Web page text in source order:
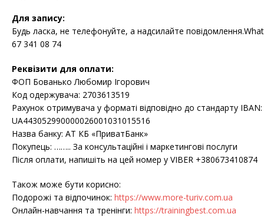
Для запису:
Будь ласка, не телефонуйте, а надсилайте
67 341 08 74
Реквізити для оплати:
ФОП Бованько Любомир Ігорович
Код одержувача: 2703613519
Рахунок отримувача у форматі відповідно до стандарту IBAN:
UA443052990000026001031015516
Назва банку: АТ КБ «ПриватБанк»
Покупець: …….. За консультаційні і маркетингові послуги
Після оплати, напишіть на цей номер у VIBER +380673410874
Також може бути корисно:
Подорожі та відпочинок: https://www.more-turiv.com.ua
Онлайн-навчання та тренінги: https://trainingbest.com.ua